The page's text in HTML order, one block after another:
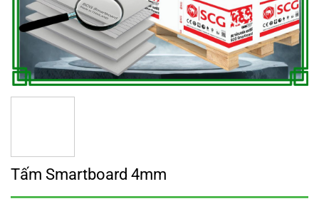
Tấm Smartboard 4mm